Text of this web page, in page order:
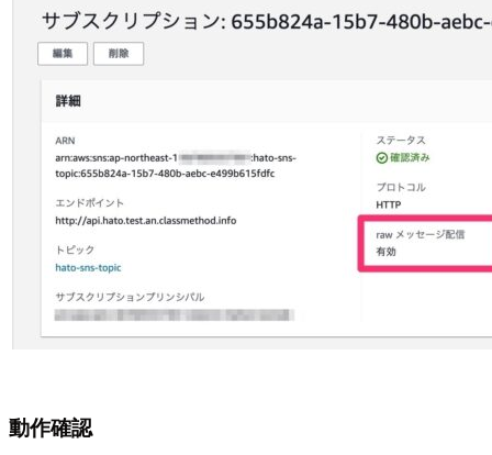
動作確認